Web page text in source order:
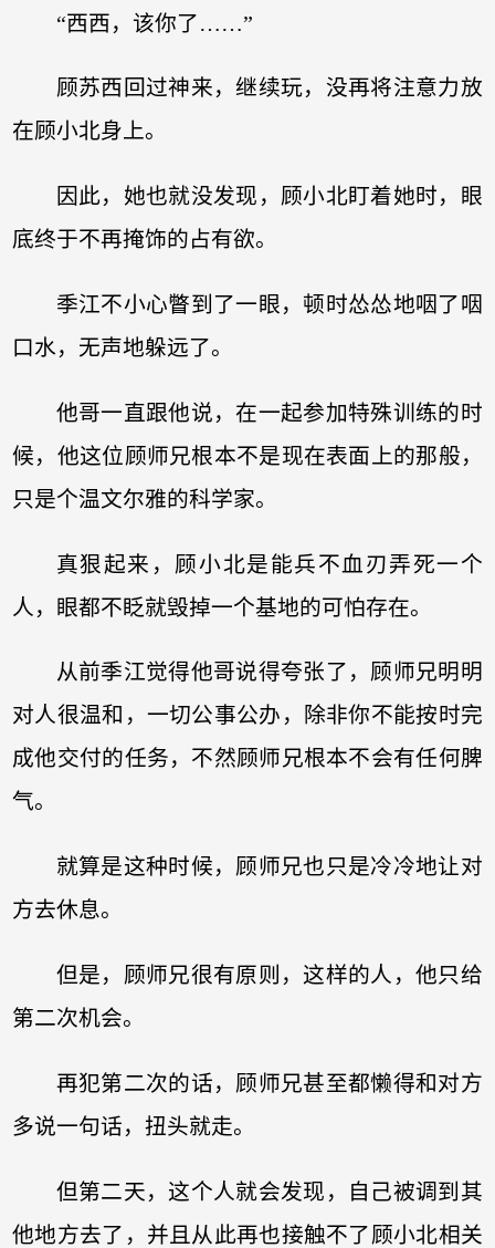
“西西，该你了……”
顾苏西回过神来，继续玩，没再将注意力放
在顾小北身上。
因此，她也就没发现，顾小北盯着她时，眼
底终于不再掩饰的占有欲。
季江不小心瞥到了一眼，顿时怂怂地咽了咽
口水，无声地躲远了。
他哥一直跟他说，在一起参加特殊训练的时
候，他这位顾师兄根本不是现在表面上的那般，
只是个温文尔雅的科学家。
真狠起来，顾小北是能兵不血刃弄死一个
人，眼都不眨就毁掉一个基地的可怕存在。
从前季江觉得他哥说得夸张了，顾师兄明明
对人很温和，一切公事公办，除非你不能按时完
成他交付的任务，不然顾师兄根本不会有任何脾
气。
就算是这种时候，顾师兄也只是冷冷地让对
方去休息。
但是，顾师兄很有原则，这样的人，他只给
第二次机会。
再犯第二次的话，顾师兄甚至都懒得和对方
多说一句话，扭头就走。
但第二天，这个人就会发现，自己被调到其
他地方去了，并且从此再也接触不了顾小北相关